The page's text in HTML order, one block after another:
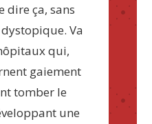
dire ça, sans
Va
qui,
gaiement
tomber le
une